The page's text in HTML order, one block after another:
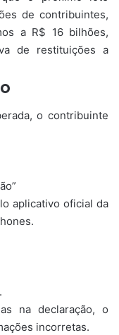
de contribuintes,
a R$ 16 bilhões,
de restituições a
o contribuinte
aplicativo oficial da
na declaração, o
incorretas.